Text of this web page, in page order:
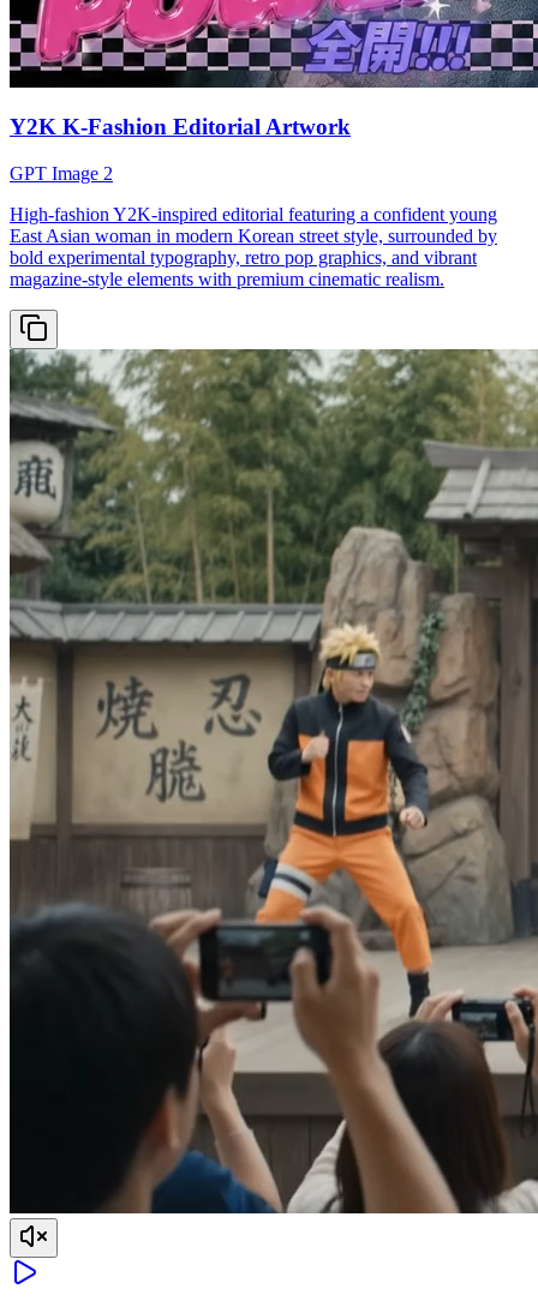
Y2K K-Fashion Editorial Artwork
GPT Image 2
High-fashion Y2K-inspired editorial featuring a confident young
East Asian woman in modern Korean street style, surrounded by
bold experimental typography, retro pop graphics, and vibrant
magazine-style elements with premium cinematic realism.